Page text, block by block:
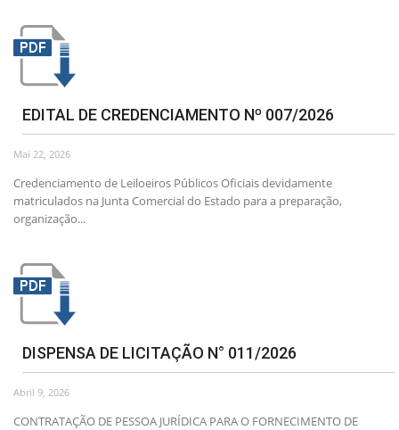
EDITAL DE CREDENCIAMENTO Nº 007/2026
Mai 22, 2026
Credenciamento de Leiloeiros Públicos Oficiais devidamente
matriculados na Junta Comercial do Estado para a preparação,
organização...
DISPENSA DE LICITAÇÃO N° 011/2026
Abril 9, 2026
CONTRATAÇÃO DE PESSOA JURÍDICA PARA O FORNECIMENTO DE